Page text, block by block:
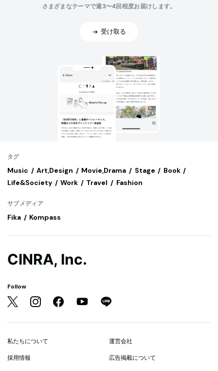
さまざまなテーマで週3〜4回程度お届けします。
受け取る
タグ
Music Art,Design Movie,Drama Stage
Book
Life&Society
Work Travel Fashion
サブメディア
Fika Kompass
CINRA, Inc.
Follow
私たちについて 運営会社
採用情報 広告掲載について